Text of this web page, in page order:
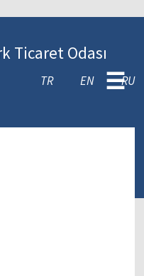
Ticaret Odası
TR EN RU
☰